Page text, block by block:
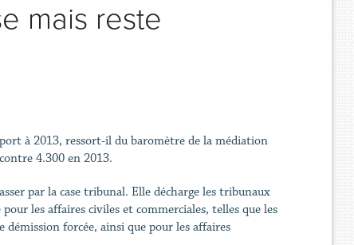
mais reste
à 2013, ressort-il du baromètre de la médiation
4.300 en 2013.
par la case tribunal. Elle décharge les tribunaux
les affaires civiles et commerciales, telles que les
forcée, ainsi que pour les affaires